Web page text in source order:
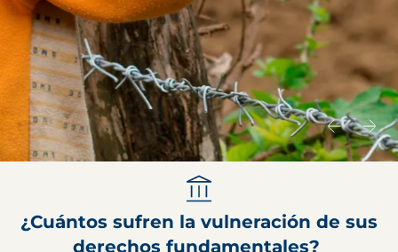
¿Cuántos sufren la vulneración de sus
derechos fundamentales?